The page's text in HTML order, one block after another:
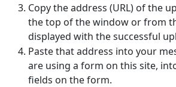
Copy the address (URL) of the
the top of the window or from
displayed with the successful
Paste that address into your
are using a form on this site,
fields on the form.